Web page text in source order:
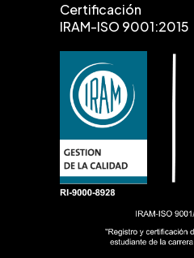
Certificación
IRAM-ISO 9001:2015